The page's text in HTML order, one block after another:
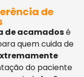
de
de acamadosé
quem cuida de
do paciente